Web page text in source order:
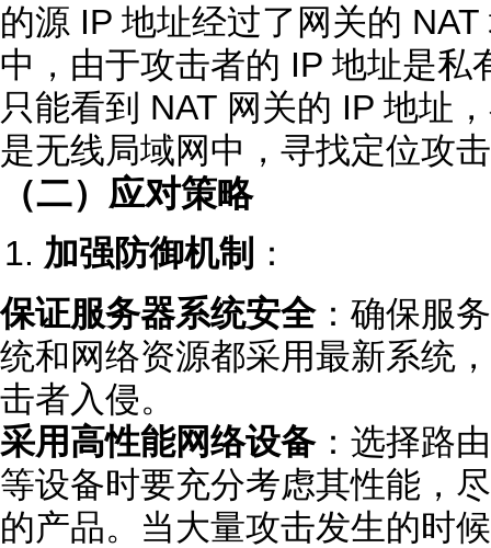
的源 IP 地址经过了网关的
中，由于攻击者的 IP 地址是私
只能看到 NAT 网关的 IP 地址
是无线局域网中，寻找定位攻
（二）应对策略
加强防御机制 ：
保证服务器系统安全：确保服
统和网络资源都采用最新系统
击者入侵。
采用高性能网络设备：选择路
等设备时要充分考虑其性能，
的产品。当大量攻击发生的时